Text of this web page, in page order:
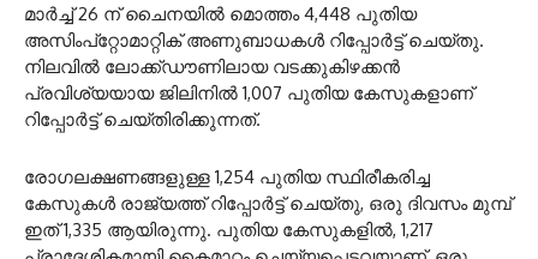
മാർച്ച് 26 ന് ചൈനയിൽ മൊത്തം 4,448 പുതിയ
അസിംപ്റ്റോമാറ്റിക് അണുബാധകൾ റിപ്പോർട്ട് ചെയ്തു.
നിലവിൽ ലോക്ക്ഡൗണിലായ വടക്കുകിഴക്കൻ
പ്രവിശ്യയായ ജിലിനിൽ 1,007 പുതിയ കേസുകളാണ്
റിപ്പോർട്ട് ചെയ്തിരിക്കുന്നത്.
രോഗലക്ഷണങ്ങളുള്ള 1,254 പുതിയ സ്ഥിരീകരിച്ച
കേസുകൾ രാജ്യത്ത് റിപ്പോർട്ട് ചെയ്തു, ഒരു ദിവസം മുമ്പ്
ഇത് 1,335 ആയിരുന്നു. പുതിയ കേസുകളിൽ, 1,217